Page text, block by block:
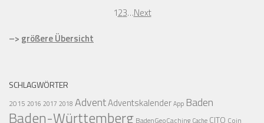
123…Next
–> größere Übersicht
SCHLAGWÖRTER
2015 2016 2017 2018 AdventAdventskalenderApp Baden
Baden-Württemberg BadenGeoCaching Cache CITO Coin